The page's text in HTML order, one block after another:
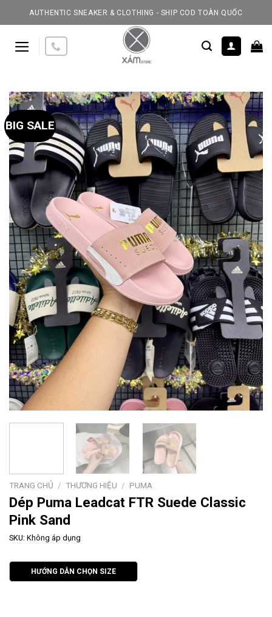
to
AUTHENTIC SNEAKER & CLOTHING - SHIP COD TOÀN QUỐC
BIG SALE
TRANG CHỦ / THƯƠNG HIỆU / PUMA
Dép Puma Leadcat FTR Suede Classic
Pink Sand
SKU: Không áp dụng
HƯỚNG DẪN CHỌN SIZE